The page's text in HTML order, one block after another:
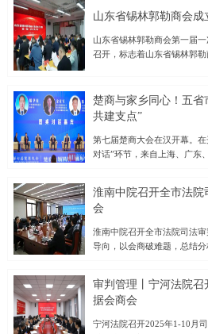
区工商联（总商会）围绕开
加工有限公司、鹊鹞通用航
大豫商贸有限公司等企业，
激发企业家敢闯敢拼的精神
彩篇章，为全区经济高质量
牧领域十余载，“鼎汇”牌饲
售网络覆盖黑龙江区域。在
山东省锡林郭勒商会成
山东省锡林郭勒商会第一届
召开，标志着山东省锡林郭
《关于同意召开山东省锡林
议并通过了《山东省锡林郭
（草案）》等重要文件。会
单，并公布了第一届理事会
础。新当选的会长青岛蒙记
辞中表示，山东省锡林郭勒商
力发展”的宗旨，积极搭建鲁
鲁锡林郭勒籍企业家的合作
展贡献力量。山东省锡林郭
合、
楚商与家乡同心！五省
共建支点”
第七届楚商大会在汉开幕。
对话”环节，来自上海、广东
建成中部地区崛起重要战略
与管理学院副院长、武汉大
教授发表了题为《湖北民营
演讲。罗知教授援引数据指
领头羊作用，而民营经济已
是湖北发展有根产业优势突
新；三是百万大学生是数字
生态，为中小企业提供公平
淮南中院召开全市法
会
淮南中院召开全市法院司法
导向，以会商破难题，总结
1-10月全市法院审判执行工
案相关情况，剖析当前工作
目标和改进举措。市中院各
作。潘晓晖强调，全市法院
审判管理丨宁河法院召
据会商会
宁河法院召开2025年1-10月